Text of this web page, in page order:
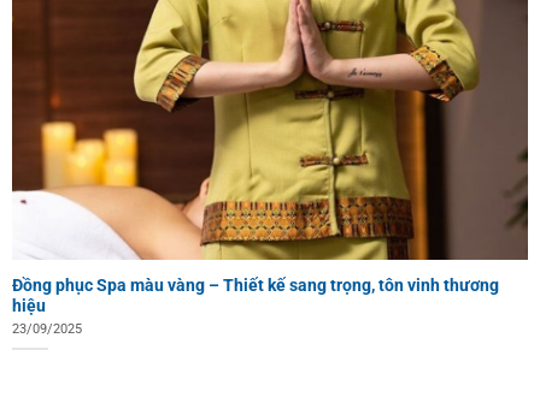
Đồng phục Spa màu vàng – Thiết kế sang trọng, tôn vinh thương
hiệu
23/09/2025